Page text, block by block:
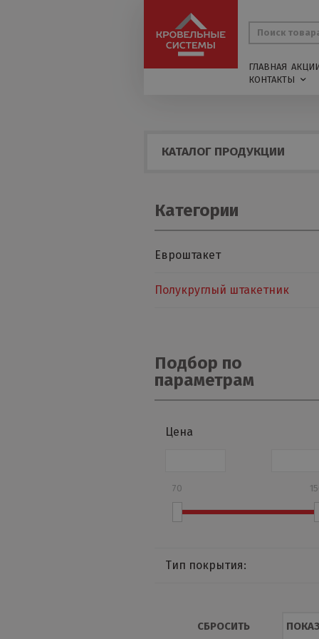
ГЛАВНАЯ
КОНТАКТЫ
КАТАЛОГ ПРОДУКЦИИ
Категории
Евроштакет
Полукруглый штакетник
Подбор по
параметрам
Цена
70
Тип покрытия:
СБРОСИТЬ